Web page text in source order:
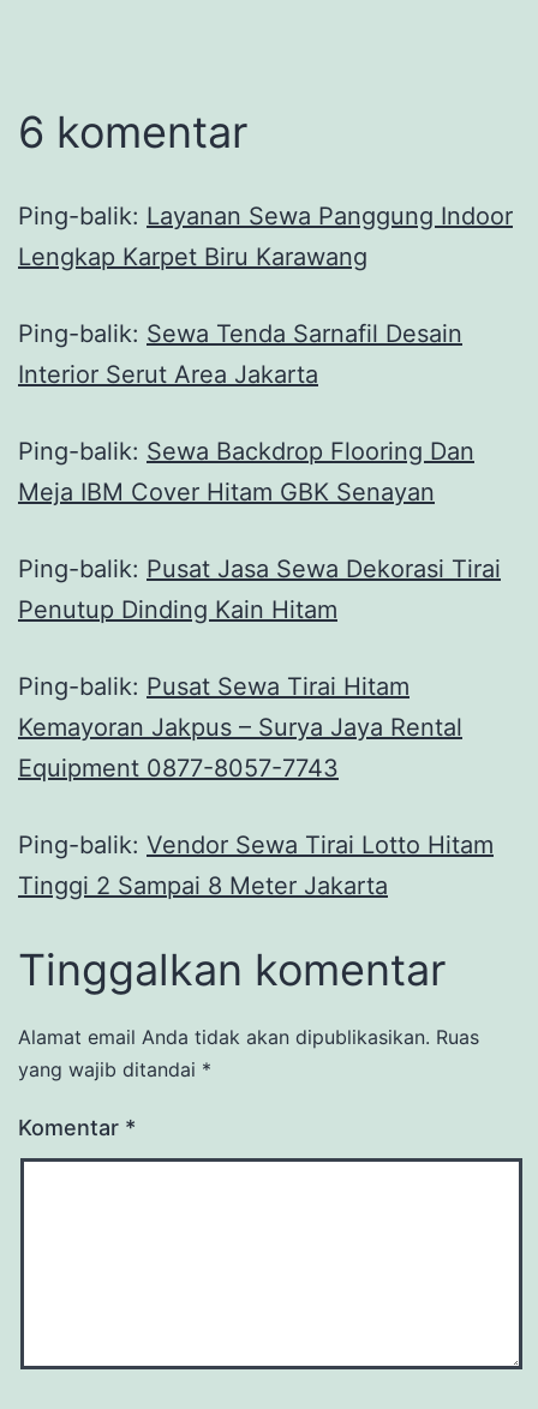
6 komentar
Ping-balik: Layanan Sewa Panggung Indoor
Lengkap Karpet Biru Karawang
Ping-balik: Sewa Tenda Sarnafil Desain
Interior Serut Area Jakarta
Ping-balik: Sewa Backdrop Flooring Dan
Meja IBM Cover Hitam GBK Senayan
Ping-balik: Pusat Jasa Sewa Dekorasi Tirai
Penutup Dinding Kain Hitam
Ping-balik: Pusat Sewa Tirai Hitam
Kemayoran Jakpus – Surya Jaya Rental
Equipment 0877-8057-7743
Ping-balik: Vendor Sewa Tirai Lotto Hitam
Tinggi 2 Sampai 8 Meter Jakarta
Tinggalkan komentar
Alamat email Anda tidak akan dipublikasikan. Ruas
yang wajib ditandai *
Komentar *